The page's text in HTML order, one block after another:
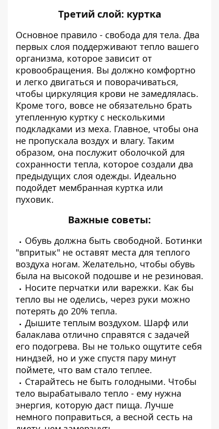
Третий слой: куртка
Основное правило - свобода для тела. Два
первых слоя поддерживают тепло вашего
организма, которое зависит от
кровообращения. Вы должно комфортно
и легко двигаться и поворачиваться,
чтобы циркуляция крови не замедлялась.
Кроме того, вовсе не обязательно брать
утепленную куртку с несколькими
подкладками из меха. Главное, чтобы она
не пропускала воздух и влагу. Таким
образом, она послужит оболочкой для
сохранности тепла, которое создали два
предыдущих слоя одежды. Идеально
подойдет мембранная куртка или
пуховик.
Важные советы:
Обувь должна быть свободной. Ботинки
"впритык" не оставят места для теплого
воздуха ногам. Желательно, чтобы обувь
была на высокой подошве и не резиновая.
Носите перчатки или варежки. Как бы
тепло вы не оделись, через руки можно
потерять до 20% тепла.
Дышите теплым воздухом. Шарф или
балаклава отлично справятся с задачей
его подогрева. Вы не только ощутите себя
ниндзей, но и уже спустя пару минут
поймете, что вам стало теплее.
Старайтесь не быть голодными. Чтобы
тело вырабатывало тепло - ему нужна
энергия, которую даст пища. Лучше
немного поправиться, а весной сесть на